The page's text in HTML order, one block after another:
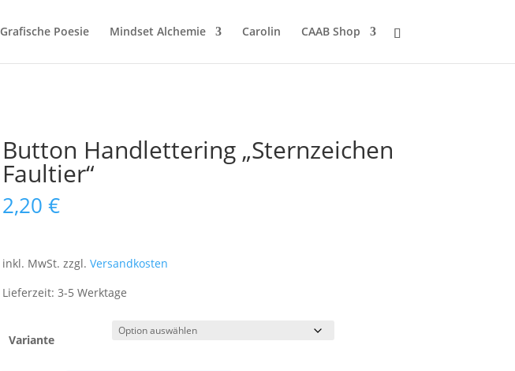
Grafische Poesie Mindset Alchemie Carolin CAAB Shop
Button Handlettering „Sternzeichen
Faultier“
2,20 €
inkl. MwSt. zzgl. Versandkosten
Lieferzeit: 3-5 Werktage
Variante